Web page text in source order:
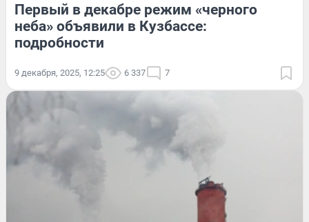
Первый в декабре режим «черного
неба» объявили в Кузбассе:
подробности
9 декабря, 2025, 12:25 6 337 7